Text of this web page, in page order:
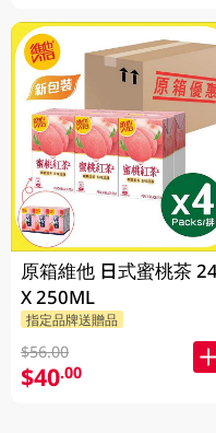
原箱維他 日式蜜桃茶 24
X 250ML
指定品牌送贈品
$56.00
$40.00